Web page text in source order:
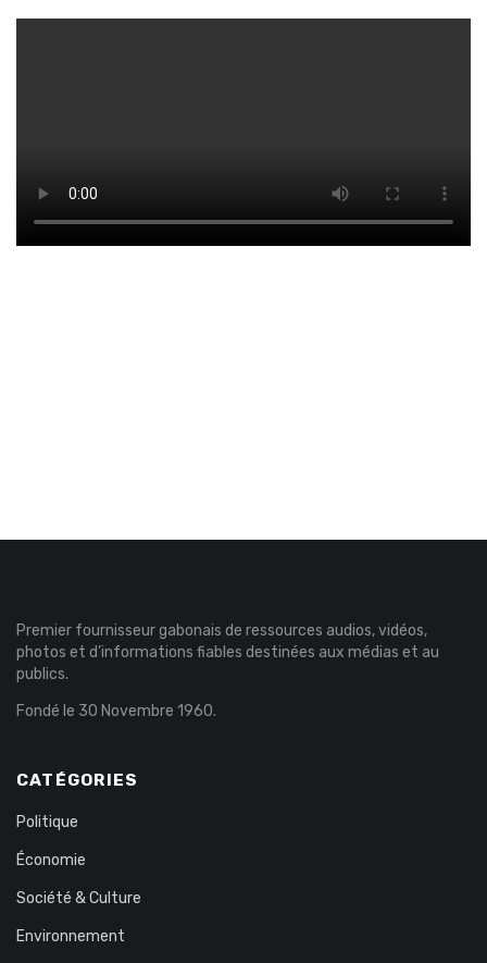
Premier fournisseur gabonais de ressources audios, vidéos,
photos et d’informations fiables destinées aux médias et au
publics.
Fondé le 30 Novembre 1960.
CATÉGORIES
Politique
Économie
Société & Culture
Environnement